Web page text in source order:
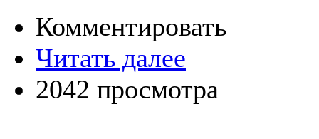
Комментировать
Читать далее
2042 просмотра